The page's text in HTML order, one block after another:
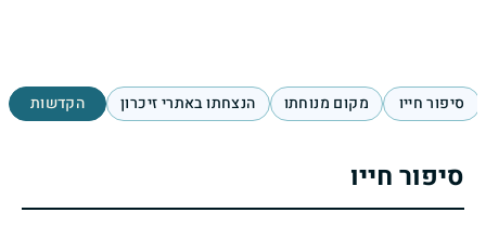
סיפור חייו מקום מנוחתו הנצחתו באתרי זיכרון הקדשות
סיפור חייו